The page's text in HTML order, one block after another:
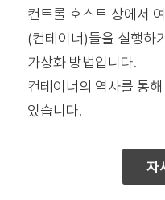
컨트롤 호스트 상에서
(컨테이너)들을 실행하
가상화 방법입니다.
컨테이너의 역사를 통
있습니다.
자